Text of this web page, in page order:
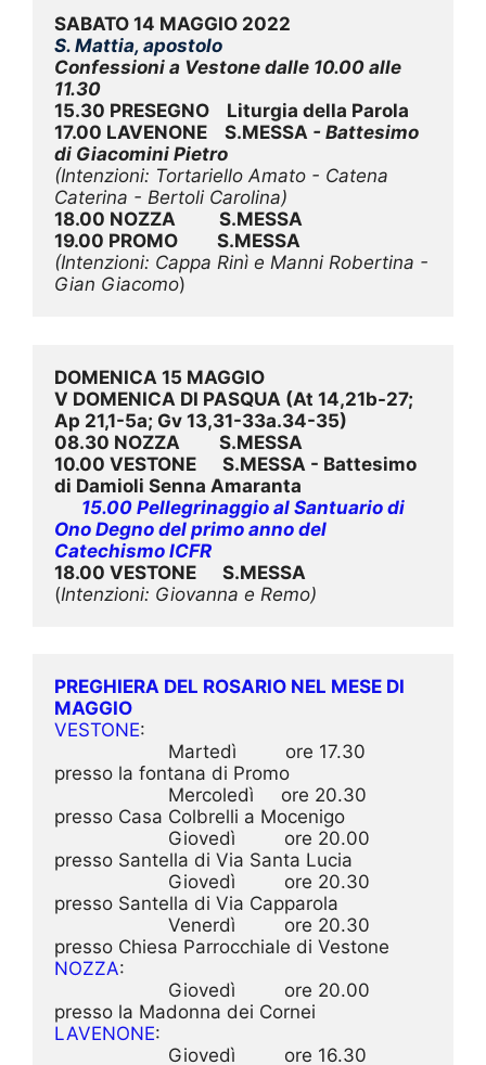
SABATO 14 MAGGIO 2022
S. Mattia, apostolo
Confessioni a Vestone dalle 10.00 alle
11.30
15.30 PRESEGNO    Liturgia della Parola
17.00 LAVENONE    S.MESSA - Battesimo
di Giacomini Pietro
(Intenzioni: Tortariello Amato - Catena
Caterina - Bertoli Carolina)
18.00 NOZZA          S.MESSA
19.00 PROMO         S.MESSA
(Intenzioni: Cappa Rinì e Manni Robertina -
Gian Giacomo)
DOMENICA 15 MAGGIO
V DOMENICA DI PASQUA (At 14,21b-27;
Ap 21,1-5a; Gv 13,31-33a.34-35)
08.30 NOZZA         S.MESSA
10.00 VESTONE      S.MESSA - Battesimo
di Damioli Senna Amaranta
15.00 Pellegrinaggio al Santuario di
Ono Degno del primo anno del
Catechismo ICFR
18.00 VESTONE      S.MESSA
(Intenzioni: Giovanna e Remo)
PREGHIERA DEL ROSARIO NEL MESE DI
MAGGIO
VESTONE:
presso la fontana di Promo
presso Casa Colbrelli a Mocenigo
presso Santella di Via Santa Lucia
presso Santella di Via Capparola
NOZZA:
LAVENONE: